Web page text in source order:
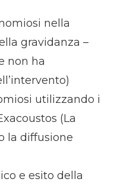
nella
gravidanza –
non ha
utilizzando i
(La
la diffusione
e esito della